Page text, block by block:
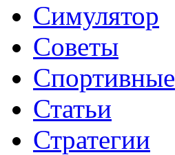
Симулятор
Советы
Спортивные
Статьи
Стратегии